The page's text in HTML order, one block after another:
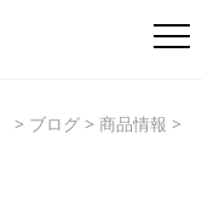
> ブログ > 商品情報 >